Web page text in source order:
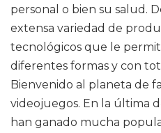
personal o bien su salud.
extensa variedad de
tecnológicos que le
diferentes formas y con
Bienvenido al planeta de
videojuegos. En la última
han ganado mucha